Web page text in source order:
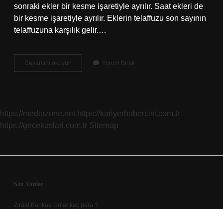
sonraki ekler bir kesme işaretiyle ayrılır. Saat ekleri de
bir kesme işaretiyle ayrılır. Eklerin telaffuzu son sayının
telaffuzuna karşılık gelir.…
Devamını okuyun
Gelen
Yorum Bırak
https://mediazone.net https://kariyerhabercisi.com.tr
https://gecekuslari.com.tr Sitemap
Sidebar
Son Yazılar
Ziraat Bankası dolar kaç para ?